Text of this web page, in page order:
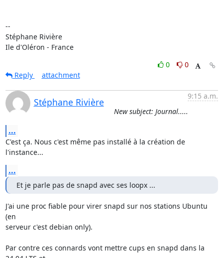
--
Stéphane Rivière
Ile d'Oléron - France
0
0
Reply
attachment
Stéphane Rivière
9:15 a.m.
New subject: Journal.....
...
C'est ça. Nous c'est même pas installé à la création de
l'instance...
...
Et je parle pas de snapd avec ses loopx ...
J'ai une proc fiable pour virer snapd sur nos stations Ubuntu
(en
serveur c'est debian only).
Par contre ces connards vont mettre cups en snapd dans la